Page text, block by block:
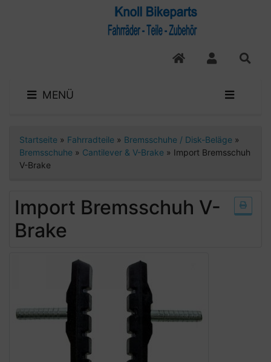
MENÜ
Startseite » Fahrradteile » Bremsschuhe / Disk-Beläge »
Bremsschuhe » Cantilever & V-Brake » Import Bremsschuh
V-Brake
Import Bremsschuh V-
Brake